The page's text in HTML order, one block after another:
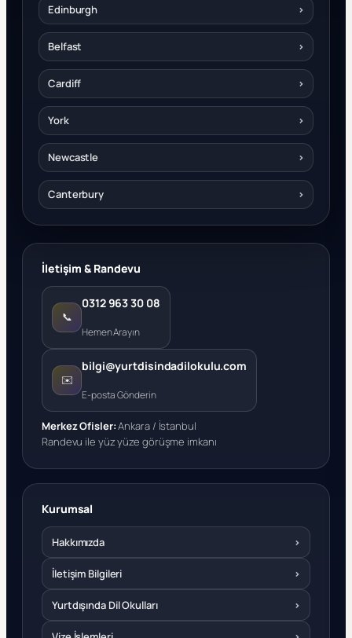
Edinburgh ›
Belfast ›
Cardiff ›
York ›
Newcastle ›
Canterbury ›
İletişim & Randevu
📞
0312 963 30 08
Hemen Arayın
✉️
bilgi@yurtdisindadilokulu.com
E-posta Gönderin
Merkez Ofisler:Ankara / İstanbul
Randevu ile yüz yüze görüşme imkanı
Kurumsal
Hakkımızda ›
İletişim Bilgileri ›
Yurtdışında Dil Okulları ›